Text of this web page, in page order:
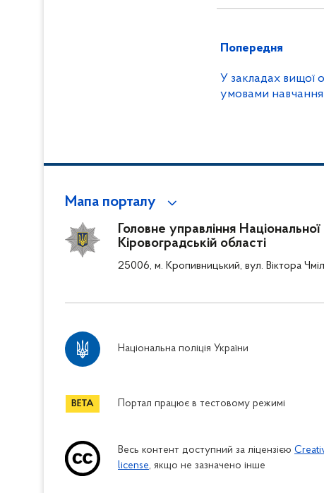
Попередня
У закладах вищої
умовами навчання
Мапа порталу
Головне управління Національної
Кіровоградській області
25006, м. Кропивницький, вул. Віктора
Національна поліція України
Портал працює в тестовому режимі
Весь контент доступний за ліцензією
license, якщо не зазначено інше